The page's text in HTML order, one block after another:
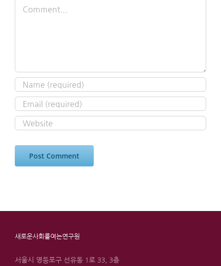
새로운사회를여는연구원
서울시 영등포구 선유동 1로 33, 3층